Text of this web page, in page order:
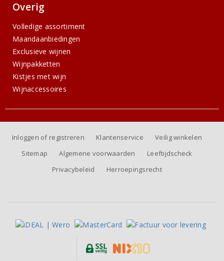
Overig
Volledige assortiment
Maandaanbiedingen
Exclusieve wijnen
Wijnpakketten
Kistjes met wijn
Wijnaccessoires
Inloggen of registreren Klantenservice
Veilig winkelen
Sitemap
Algemene voorwaarden
Leeftijdscheck
Privacybeleid
Herroepingsrecht